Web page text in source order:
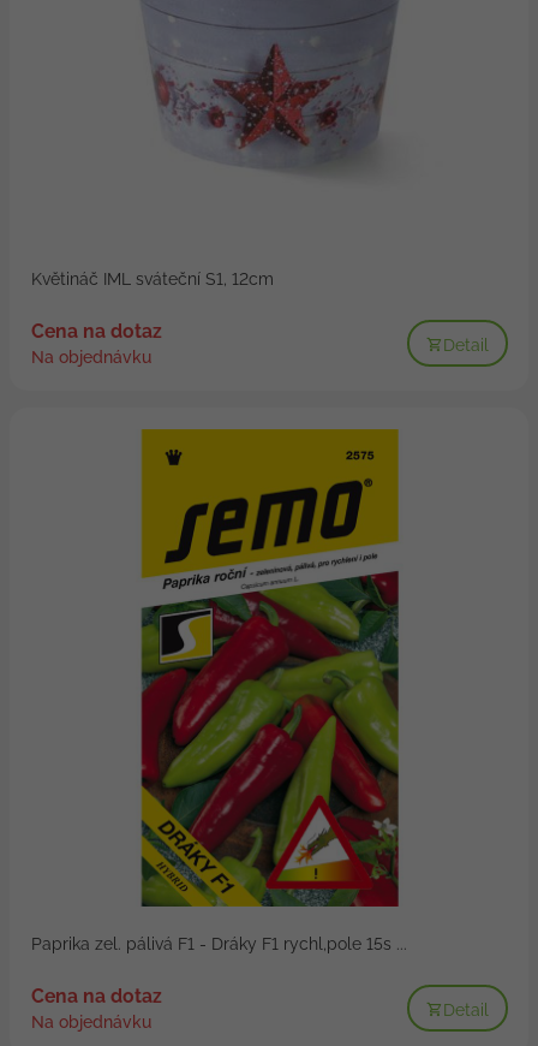
Květináč IML sváteční S1, 12cm
Cena na dotaz
Na objednávku
Detail
Paprika zel. pálivá F1 - Dráky F1 rychl,pole 15s ...
Cena na dotaz
Na objednávku
Detail